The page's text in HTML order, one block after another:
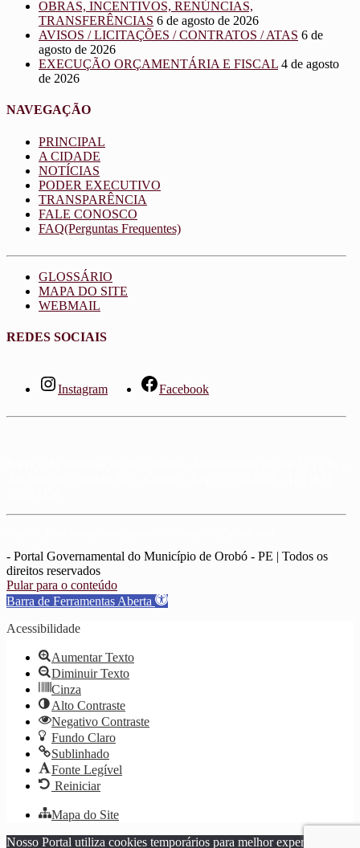
OBRAS, INCENTIVOS, RENÚNCIAS,
TRANSFERÊNCIAS 6 de agosto de 2026
AVISOS / LICITAÇÕES / CONTRATOS / ATAS 6 de
agosto de 2026
EXECUÇÃO ORÇAMENTÁRIA E FISCAL 4 de agosto
de 2026
NAVEGAÇÃO
PRINCIPAL
A CIDADE
NOTÍCIAS
PODER EXECUTIVO
TRANSPARÊNCIA
FALE CONOSCO
FAQ(Perguntas Frequentes)
GLOSSÁRIO
MAPA DO SITE
WEBMAIL
REDES SOCIAIS
Instagram Facebook
- Portal Governamental do Município de Orobó - PE | Todos os
direitos reservados
Pular para o conteúdo
Barra de Ferramentas Aberta
Acessibilidade
Aumentar Texto
Diminuir Texto
Cinza
Alto Contraste
Negativo Contraste
Fundo Claro
Sublinhado
Fonte Legível
Reiniciar
Mapa do Site
Nosso Portal utiliza cookies temporários para melhor experiência